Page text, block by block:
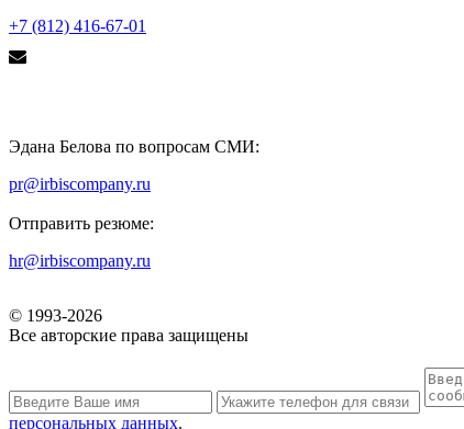
+7 (812) 416-67-01
Эдана Белова по вопросам СМИ:
pr@irbiscompany.ru
Отправить резюме:
hr@irbiscompany.ru
© 1993-2026
Все авторские права защищены
персональных данных.